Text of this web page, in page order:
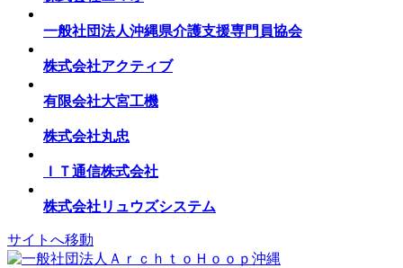
一般社団法人沖縄県介護支援専門員協会
株式会社アクティブ
有限会社大宮工機
株式会社丸忠
ＩＴ通信株式会社
株式会社リュウズシステム
サイトへ移動